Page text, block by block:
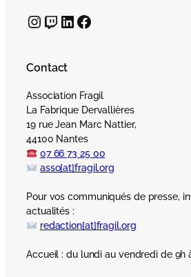
InstagramTwitch LinkedIn Facebook
Contact
Association Fragil
La Fabrique Dervallières
19 rue Jean Marc Nattier,
44100 Nantes
07 66 73 25 00
asso[at]fragil.org
Pour vos communiqués de presse,
actualités :
redaction[at]fragil.org
Accueil : du lundi au vendredi de 9h